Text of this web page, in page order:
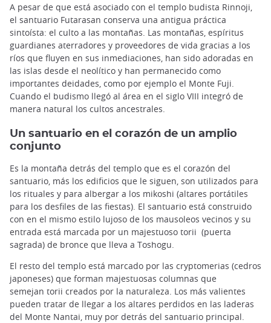
A pesar de que está asociado con el templo budista Rinnoji,
el santuario Futarasan conserva una antigua práctica
sintoísta: el culto a las montañas. Las montañas, espíritus
guardianes aterradores y proveedores de vida gracias a los
ríos que fluyen en sus inmediaciones, han sido adoradas en
las islas desde el neolítico y han permanecido como
importantes deidades, como por ejemplo el Monte Fuji.
Cuando el budismo llegó al área en el siglo VIII integró de
manera natural los cultos ancestrales.
Un santuario en el corazón de un amplio
conjunto
Es la montaña detrás del templo que es el corazón del
santuario, más los edificios que le siguen, son utilizados para
los rituales y para albergar a los mikoshi (altares portátiles
para los desfiles de las fiestas). El santuario está construido
con en el mismo estilo lujoso de los mausoleos vecinos y su
entrada está marcada por un majestuoso torii (puerta
sagrada) de bronce que lleva a Toshogu.
El resto del templo está marcado por las cryptomerias (cedros
japoneses) que forman majestuosas columnas que
semejan torii creados por la naturaleza. Los más valientes
pueden tratar de llegar a los altares perdidos en las laderas
del Monte Nantai, muy por detrás del santuario principal.